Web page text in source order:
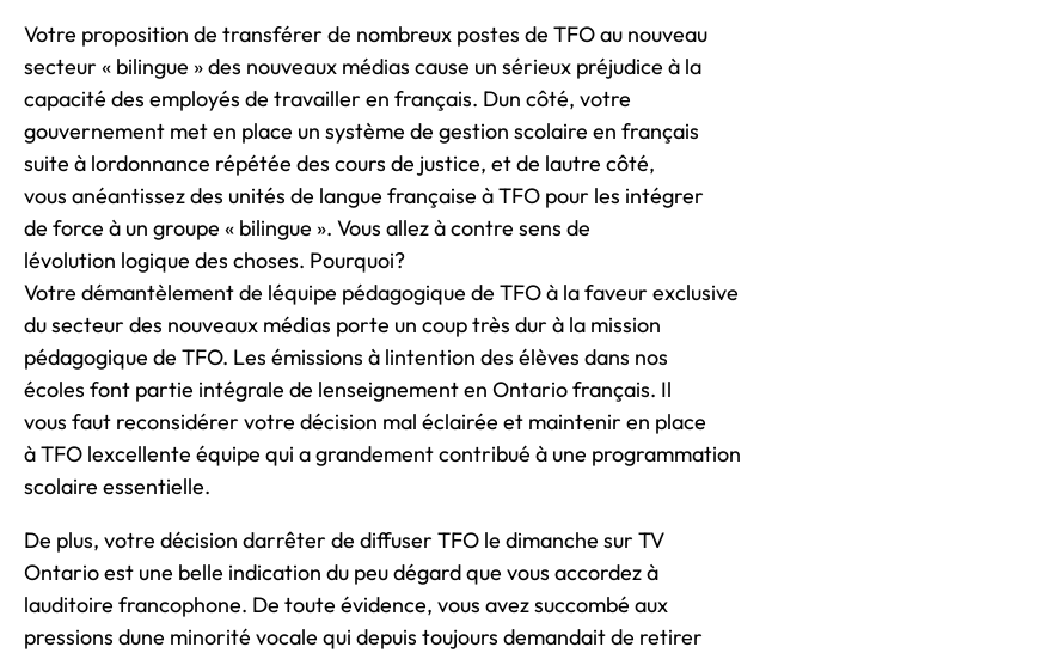
Votre proposition de transférer de nombreux postes de TFO au nouveau
secteur « bilingue » des nouveaux médias cause un sérieux préjudice à la
capacité des employés de travailler en français. Dun côté, votre
gouvernement met en place un système de gestion scolaire en français
suite à lordonnance répétée des cours de justice, et de lautre côté,
vous anéantissez des unités de langue française à TFO pour les intégrer
de force à un groupe « bilingue ». Vous allez à contre sens de
lévolution logique des choses. Pourquoi?
Votre démantèlement de léquipe pédagogique de TFO à la faveur exclusive
du secteur des nouveaux médias porte un coup très dur à la mission
pédagogique de TFO. Les émissions à lintention des élèves dans nos
écoles font partie intégrale de lenseignement en Ontario français. Il
vous faut reconsidérer votre décision mal éclairée et maintenir en place
à TFO lexcellente équipe qui a grandement contribué à une programmation
scolaire essentielle.
De plus, votre décision darrêter de diffuser TFO le dimanche sur TV
Ontario est une belle indication du peu dégard que vous accordez à
lauditoire francophone. De toute évidence, vous avez succombé aux
pressions dune minorité vocale qui depuis toujours demandait de retirer